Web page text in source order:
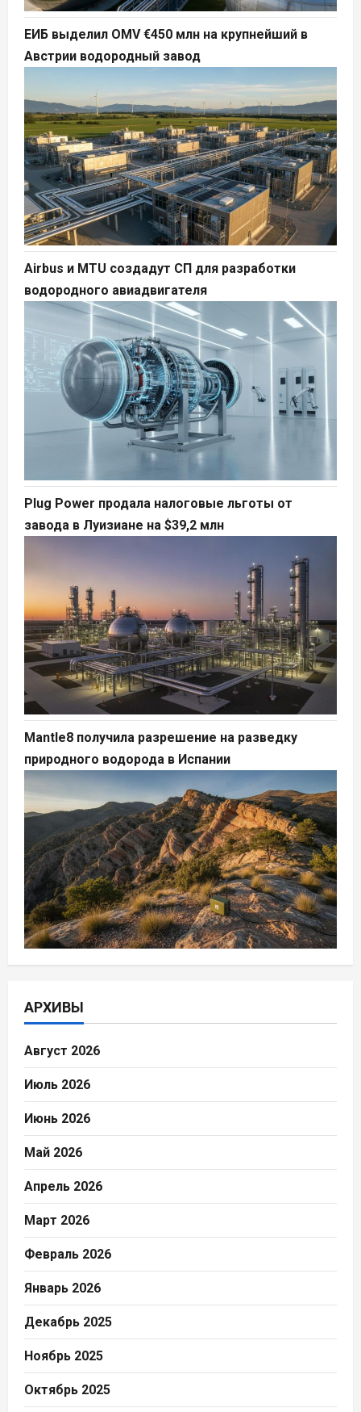
ЕИБ выделил OMV €450 млн на крупнейший в
Австрии водородный завод
Airbus и MTU создадут СП для разработки
водородного авиадвигателя
Plug Power продала налоговые льготы от
завода в Луизиане на $39,2 млн
Mantle8 получила разрешение на разведку
природного водорода в Испании
АРХИВЫ
Август 2026
Июль 2026
Июнь 2026
Май 2026
Апрель 2026
Март 2026
Февраль 2026
Январь 2026
Декабрь 2025
Ноябрь 2025
Октябрь 2025